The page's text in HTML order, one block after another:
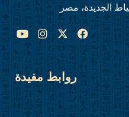
الجديدة، مصر
F
a
e
I
n
g
Y
o
u
b
e
روابط مفيدة